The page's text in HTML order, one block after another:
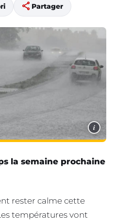
share Partager
i
la semaine prochaine
rester calme cette
températures vont